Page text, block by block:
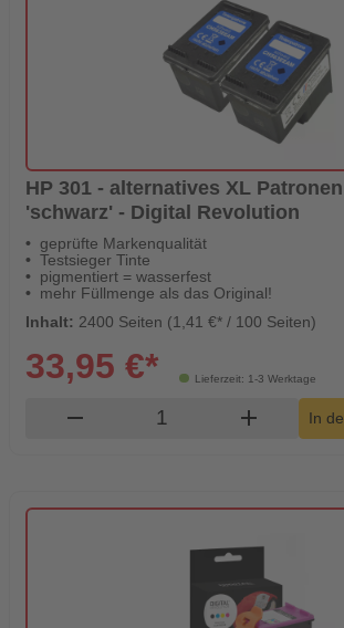
HP 301 - alternatives XL
'schwarz' - Digital Revolution
geprüfte Markenqualität
Testsieger Tinte
pigmentiert = wasserfest
mehr Füllmenge als das Original!
Inhalt: 2400 Seiten (1,41 €* / 100 Seiten)
Lieferzeit: 1-3 Werktage
33,95 €*
remove Produkt Warenkorb
add In